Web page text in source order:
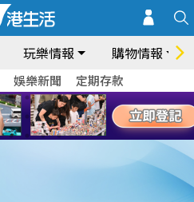
玩樂情報 購物情報
娛樂新聞 定期存款